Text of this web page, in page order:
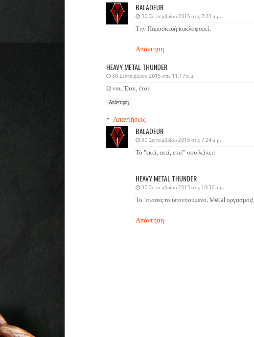
BALADEUR
30 Σεπτεμβρίου 2015 στις 7:23 μ.μ.
Την Παρασκευή κυκλοφορεί.
Απάντηση
HEAVY METAL THUNDER
30 Σεπτεμβρίου 2015 στις 11:17 π.μ.
Ω ναι. Έτσι, έτσι!
Απάντηση
Απαντήσεις
BALADEUR
30 Σεπτεμβρίου 2015 στις 7:24 μ.μ.
Το "εκεί, εκεί, εκεί" σου λείπει!
HEAVY METAL THUNDER
30 Σεπτεμβρίου 2015 στις 10:30 μ.μ.
Το ΄πιασες το υπονοούμενο. Metal οργασμός!
Απάντηση